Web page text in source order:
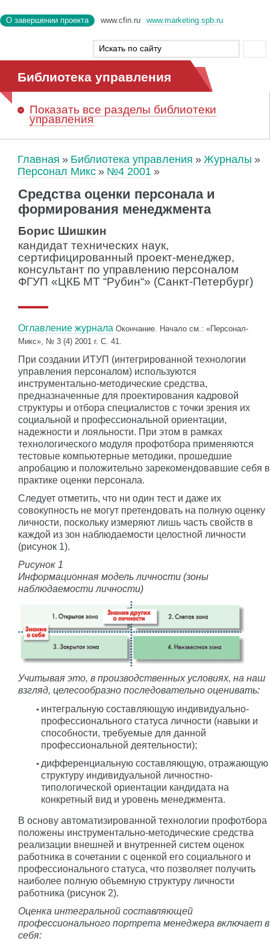
О завершении проекта www.cfin.ru www.marketing.spb.ru
Библиотека управления
Показать все разделы библиотеки
управления
Главная Библиотека управления
Журналы
Персонал Микс
№4 2001
Средства оценки персонала и
формирования менеджмента
Борис Шишкин
кандидат технических наук,
сертифицированный проект-менеджер,
консультант по управлению персоналом
ФГУП «ЦКБ МТ “Рубин“» (Санкт-Петербург)
Оглавление журнала Окончание. Начало см.: «Персонал-
Микс», № 3 (4) 2001 г. С. 41.
При создании ИТУП (интегрированной технологии
управления персоналом) используются
инструментально-методические средства,
предназначенные для проектирования кадровой
структуры и отбора специалистов с точки зрения их
социальной и профессиональной ориентации,
надежности и лояльности. При этом в рамках
технологического модуля профотбора применяются
тестовые компьютерные методики, прошедшие
апробацию и положительно зарекомендовавшие себя в
практике оценки персонала.
Следует отметить, что ни один тест и даже их
совокупность не могут претендовать на полную оценку
личности, поскольку измеряют лишь часть свойств в
каждой из зон наблюдаемости целостной личности
(рисунок 1).
Рисунок 1
Информационная модель личности (зоны
наблюдаемости личности)
Учитывая это, в производственных условиях, на наш
взгляд, целесообразно последовательно оценивать:
интегральную составляющую индивидуально-
профессионального статуса личности (навыки и
способности, требуемые для данной
профессиональной деятельности);
дифференциальную составляющую, отражающую
структуру индивидуальной личностно-
типологической ориентации кандидата на
конкретный вид и уровень менеджмента.
В основу автоматизированной технологии профотбора
положены инструментально-методические средства
реализации внешней и внутренней систем оценок
работника в сочетании с оценкой его социального и
профессионального статуса, что позволяет получить
наиболее полную объемную структуру личности
работника (рисунок 2).
Оценка интегральной составляющей
профессионального портрета менеджера включает в
себя: